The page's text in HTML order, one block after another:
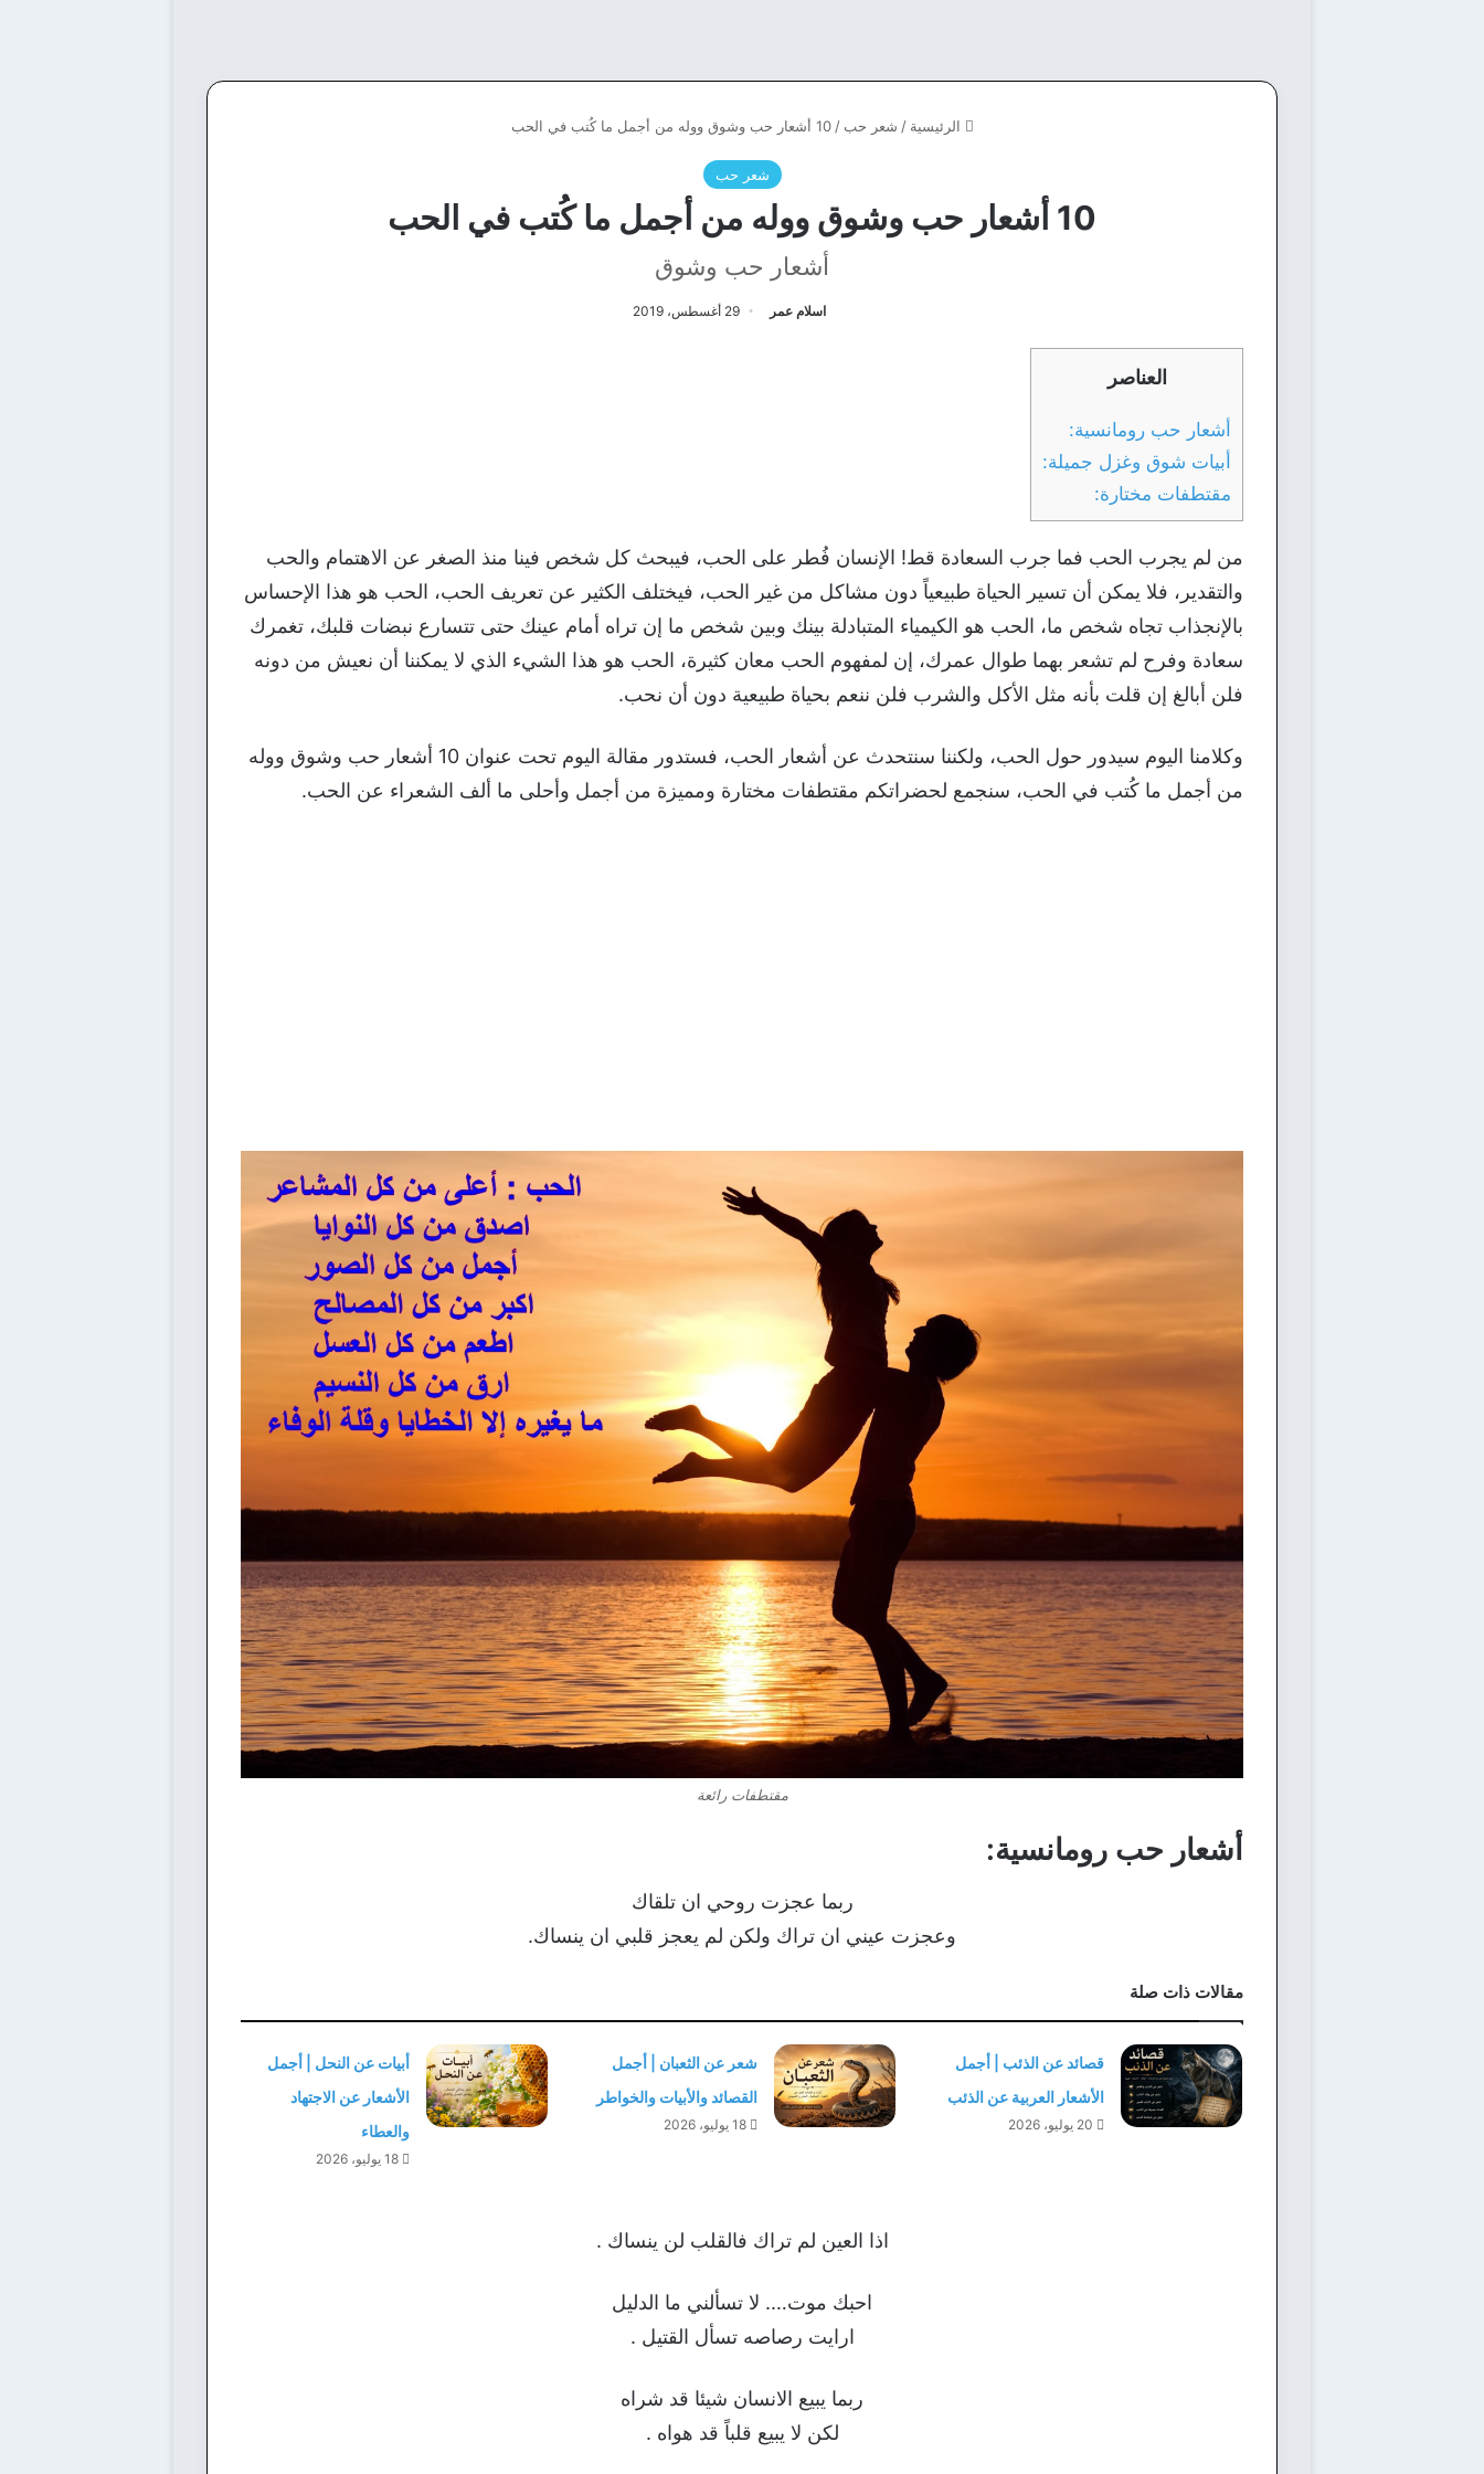
الرئيسية / شعر حب / 10 أشعار حب وشوق ووله من أجمل ما كُتب في الحب
شعر حب
10 أشعار حب وشوق ووله من أجمل ما كُتب في الحب
أشعار حب وشوق
اسلام عمر 29 أغسطس، 2019
العناصر
أشعار حب رومانسية:
أبيات شوق وغزل جميلة:
مقتطفات مختارة:
من لم يجرب الحب فما جرب السعادة قط! الإنسان فُطر على الحب، فيبحث كل شخص فينا منذ الصغر عن الاهتمام والحب
والتقدير، فلا يمكن أن تسير الحياة طبيعياً دون مشاكل من غير الحب، فيختلف الكثير عن تعريف الحب، الحب هو هذا الإحساس
بالإنجذاب تجاه شخص ما، الحب هو الكيمياء المتبادلة بينك وبين شخص ما إن تراه أمام عينك حتى تتسارع نبضات قلبك، تغمرك
سعادة وفرح لم تشعر بهما طوال عمرك، إن لمفهوم الحب معان كثيرة، الحب هو هذا الشيء الذي لا يمكننا أن نعيش من دونه
فلن أبالغ إن قلت بأنه مثل الأكل والشرب فلن ننعم بحياة طبيعية دون أن نحب.
وكلامنا اليوم سيدور حول الحب، ولكننا سنتحدث عن أشعار الحب، فستدور مقالة اليوم تحت عنوان 10 أشعار حب وشوق ووله
من أجمل ما كُتب في الحب، سنجمع لحضراتكم مقتطفات مختارة ومميزة من أجمل وأحلى ما ألف الشعراء عن الحب.
مقتطفات رائعة
أشعار حب رومانسية:
ربما عجزت روحي ان تلقاك
وعجزت عيني ان تراك ولكن لم يعجز قلبي ان ينساك.
مقالات ذات صلة
قصائد عن الذئب | أجمل
الأشعار العربية عن الذئب
20 يوليو، 2026
شعر عن الثعبان | أجمل
القصائد والأبيات والخواطر
18 يوليو، 2026
أبيات عن النحل | أجمل
الأشعار عن الاجتهاد
والعطاء
18 يوليو، 2026
اذا العين لم تراك فالقلب لن ينساك .
احبك موت…. لا تسألني ما الدليل
ارايت رصاصه تسأل القتيل .
ربما يبيع الانسان شيئا قد شراه
لكن لا يبيع قلباً قد هواه .